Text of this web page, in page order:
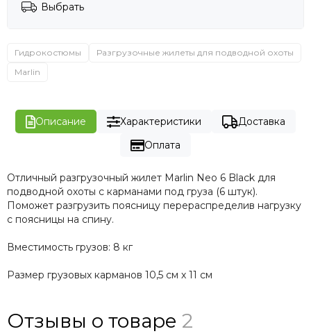
Выбрать
Гидрокостюмы
Разгрузочные жилеты для подводной охоты
Marlin
Описание Характеристики
Доставка
Оплата
Отличный разгрузочный жилет Marlin Neo 6 Black для
подводной охоты с карманами под груза (6 штук).
Поможет разгрузить поясницу перераспределив нагрузку
с поясницы на спину.
Вместимость грузов: 8 кг
Размер грузовых карманов 10,5 см х 11 см
Отзывы о товаре 2